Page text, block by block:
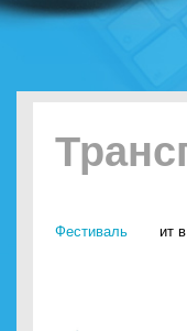
Фестиваль ит